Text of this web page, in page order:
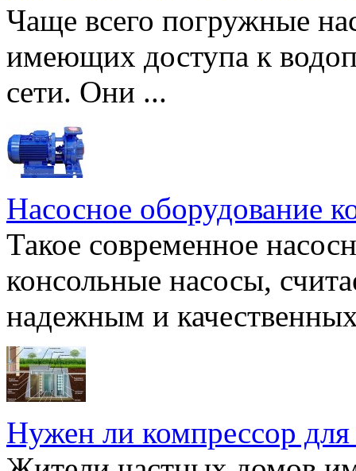
Чаще всего погружные
имеющих доступа к
сети. Они ...
Насосное оборудование
Такое современное
консольные насосы,
надежным и
Нужен ли компрессор для